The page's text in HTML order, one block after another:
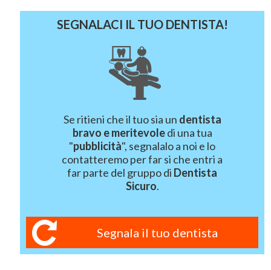
SEGNALACI IL TUO DENTISTA!
Se ritieni che il tuo sia un dentista
bravo e meritevoledi una tua
"pubblicità", segnalalo a noi e lo
contatteremo per far si che entri a
far parte del gruppo di Dentista
Sicuro.
Segnala il tuo dentista